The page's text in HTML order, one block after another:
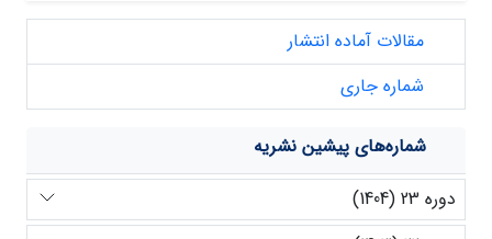
مقالات آماده انتشار
شماره جاری
شماره‌های پیشین نشریه
دوره 23 (1404)